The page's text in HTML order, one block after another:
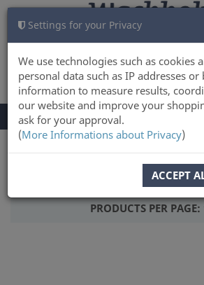
Settings for your Privacy
We use technologies such as cookies
personal data such as IP addresses or
information to measure results,
our website and improve your
ask for your approval.
(More Informations about Privacy)
ACCEPT
LOG IN
TOGGLE
NAVIGATION
Menu
PRODUCTS PER PAGE: